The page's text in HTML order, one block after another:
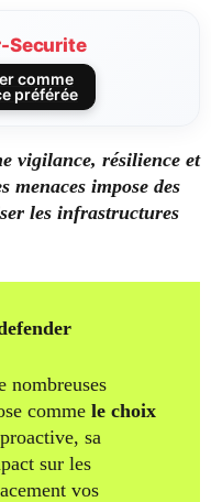
Securite
comme
préférée
vigilance, résilience et
menaces impose des
les infrastructures
nombreuses
comme le choix
sa
sur les
vos